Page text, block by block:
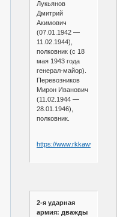
Лукьянов
Дмитрий
Акимович
(07.01.1942 —
11.02.1944),
полковник (с 18
мая 1943 года
генерал-майор).
Перевозников
Мирон Иванович
(11.02.1944 —
28.01.1946),
полковник.
https://www.rkkawwii.ru/division/
2-я ударная
армия: дважды